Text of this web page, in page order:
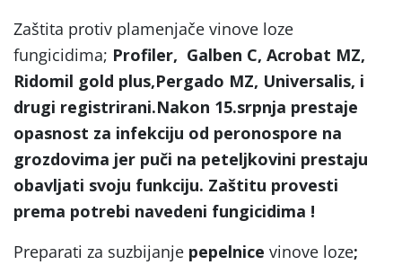
Zaštita protiv plamenjače vinove loze
fungicidima; Profiler, Galben C, Acrobat MZ,
Ridomil gold plus,Pergado MZ, Universalis, i
drugi registrirani.Nakon 15.srpnja prestaje
opasnost za infekciju od peronospore na
grozdovima jer puči na peteljkovini prestaju
obavljati svoju funkciju. Zaštitu provesti
prema potrebi navedeni fungicidima !
Preparati za suzbijanje pepelnice vinove loze;